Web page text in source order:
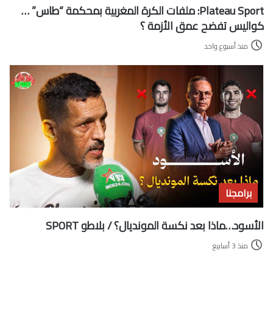
Plateau Sport: ملفات الكرة المغربية بمحكمة “طاس” …
كواليس تفضح عمق الأزمة ؟
منذ أسبوع واحد
برامجنا
الأسود…ماذا بعد نكسة المونديال؟ / بلاطو SPORT
منذ 3 أسابيع